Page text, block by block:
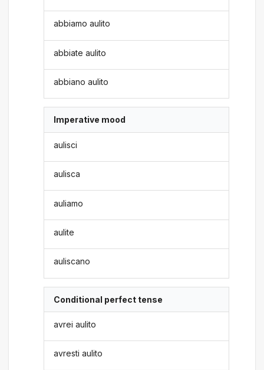
abbiamo aulito
abbiate aulito
abbiano aulito
Imperative mood
aulisci
aulisca
auliamo
aulite
auliscano
Conditional perfect tense
avrei aulito
avresti aulito